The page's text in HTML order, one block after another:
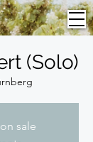
(Solo)
sale